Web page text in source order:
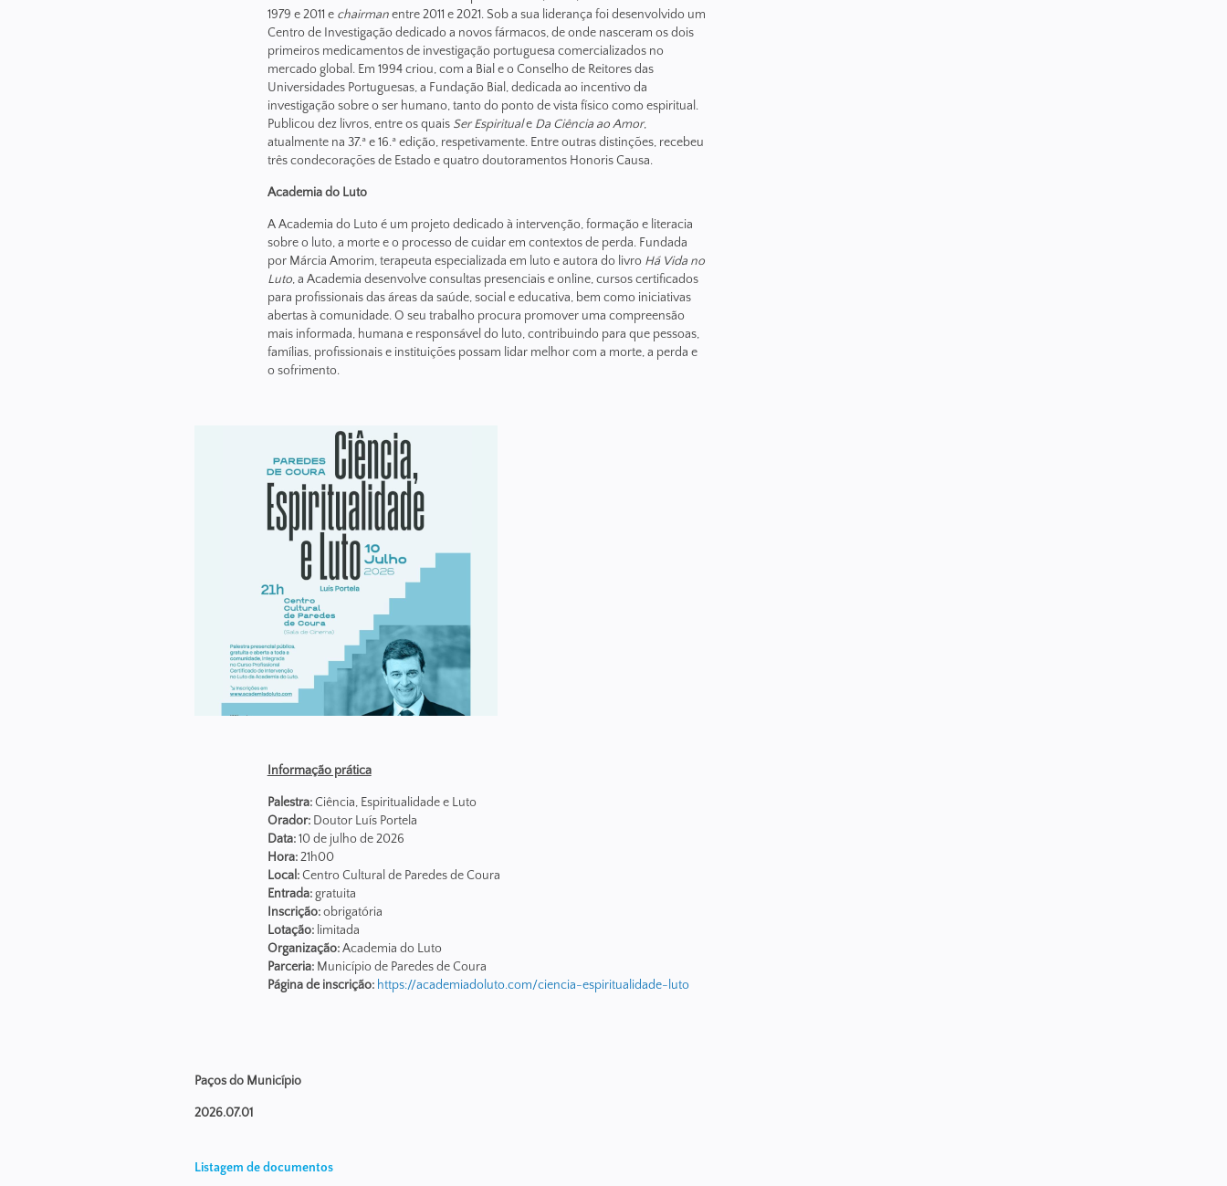
1979 e 2011 e chairmanentre 2011 e 2021. Sob a sua liderança foi desenvolvido um
Centro de Investigação dedicado a novos fármacos, de onde nasceram os dois
primeiros medicamentos de investigação portuguesa comercializados no
mercado global. Em 1994 criou, com a Bial e o Conselho de Reitores das
Universidades Portuguesas, a Fundação Bial, dedicada ao incentivo da
investigação sobre o ser humano, tanto do ponto de vista físico como espiritual.
Publicou dez livros, entre os quais Ser Espirituale Da Ciência ao Amor,
atualmente na 37.ª e 16.ª edição, respetivamente. Entre outras distinções, recebeu
três condecorações de Estado e quatro doutoramentos Honoris Causa.
Academia do Luto
A Academia do Luto é um projeto dedicado à intervenção, formação e literacia
sobre o luto, a morte e o processo de cuidar em contextos de perda. Fundada
por Márcia Amorim, terapeuta especializada em luto e autora do livro Há Vida no
Luto, a Academia desenvolve consultas presenciais e online, cursos certificados
para profissionais das áreas da saúde, social e educativa, bem como iniciativas
abertas à comunidade. O seu trabalho procura promover uma compreensão
mais informada, humana e responsável do luto, contribuindo para que pessoas,
famílias, profissionais e instituições possam lidar melhor com a morte, a perda e
o sofrimento.
Informação prática
Palestra:Ciência, Espiritualidade e Luto
Orador:Doutor Luís Portela
Data:10 de julho de 2026
Hora:21h00
Local:Centro Cultural de Paredes de Coura
Entrada:gratuita
Inscrição:obrigatória
Lotação:limitada
Organização:Academia do Luto
Parceria:Município de Paredes de Coura
Página de inscrição: https://academiadoluto.com/ciencia-espiritualidade-luto
Paços do Município
2026.07.01
Listagem de documentos